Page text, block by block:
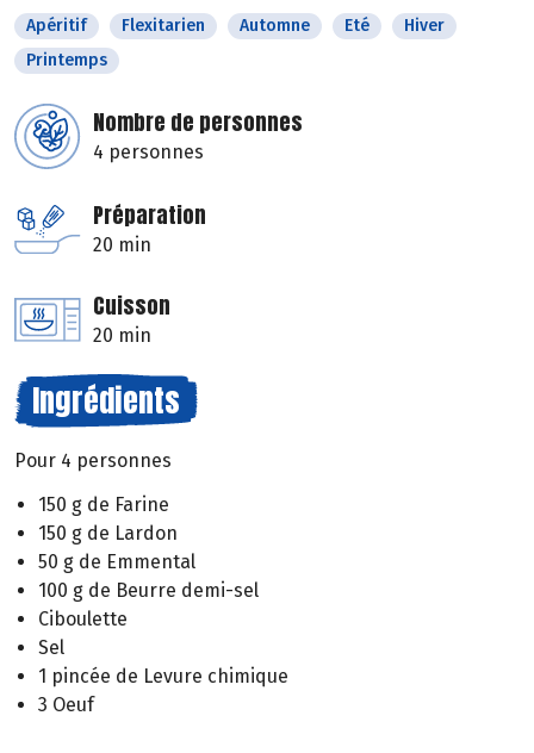
Apéritif Flexitarien Automne Eté
Hiver
Printemps
Nombre de personnes
4 personnes
Préparation
20 min
Cuisson
20 min
Ingrédients
Pour 4 personnes
150 g de Farine
150 g de Lardon
50 g de Emmental
100 g de Beurre demi-sel
Ciboulette
Sel
1 pincée de Levure chimique
3 Oeuf